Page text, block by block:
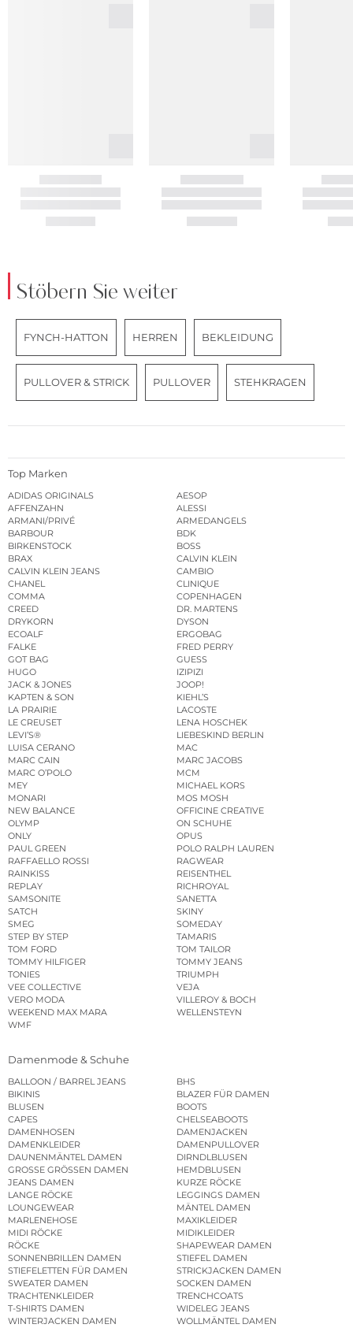
Stöbern Sie weiter
FYNCH-HATTON HERREN BEKLEIDUNG
PULLOVER & STRICK PULLOVER STEHKRAGEN
Top Marken
ADIDAS ORIGINALS
AESOP
AFFENZAHN
ALESSI
ARMANI/PRIVÉ
ARMEDANGELS
BARBOUR
BDK
BIRKENSTOCK
BOSS
BRAX
CALVIN KLEIN
CALVIN KLEIN JEANS
CAMBIO
CHANEL
CLINIQUE
COMMA
COPENHAGEN
CREED
DR. MARTENS
DRYKORN
DYSON
ECOALF
ERGOBAG
FALKE
FRED PERRY
GOT BAG
GUESS
HUGO
IZIPIZI
JACK & JONES
JOOP!
KAPTEN & SON
KIEHL’S
LA PRAIRIE
LACOSTE
LE CREUSET
LENA HOSCHEK
LEVI’S®
LIEBESKIND BERLIN
LUISA CERANO
MAC
MARC CAIN
MARC JACOBS
MARC O’POLO
MCM
MEY
MICHAEL KORS
MONARI
MOS MOSH
NEW BALANCE
OFFICINE CREATIVE
OLYMP
ON SCHUHE
ONLY
OPUS
PAUL GREEN
POLO RALPH LAUREN
RAFFAELLO ROSSI
RAGWEAR
RAINKISS
REISENTHEL
REPLAY
RICHROYAL
SAMSONITE
SANETTA
SATCH
SKINY
SMEG
SOMEDAY
STEP BY STEP
TAMARIS
TOM FORD
TOM TAILOR
TOMMY HILFIGER
TOMMY JEANS
TONIES
TRIUMPH
VEE COLLECTIVE
VEJA
VERO MODA
VILLEROY & BOCH
WEEKEND MAX MARA
WELLENSTEYN
WMF
Damenmode & Schuhe
BALLOON / BARREL JEANS
BHS
BIKINIS
BLAZER FÜR DAMEN
BLUSEN
BOOTS
CAPES
CHELSEABOOTS
DAMENHOSEN
DAMENJACKEN
DAMENKLEIDER
DAMENPULLOVER
DAUNENMÄNTEL DAMEN
DIRNDLBLUSEN
GROSSE GRÖSSEN DAMEN
HEMDBLUSEN
JEANS DAMEN
KURZE RÖCKE
LANGE RÖCKE
LEGGINGS DAMEN
LOUNGEWEAR
MÄNTEL DAMEN
MARLENEHOSE
MAXIKLEIDER
MIDI RÖCKE
MIDIKLEIDER
RÖCKE
SHAPEWEAR DAMEN
SONNENBRILLEN DAMEN
STIEFEL DAMEN
STIEFELETTEN FÜR DAMEN
STRICKJACKEN DAMEN
SWEATER DAMEN
SOCKEN DAMEN
TRACHTENKLEIDER
TRENCHCOATS
T-SHIRTS DAMEN
WIDELEG JEANS
WINTERJACKEN DAMEN
WOLLMÄNTEL DAMEN